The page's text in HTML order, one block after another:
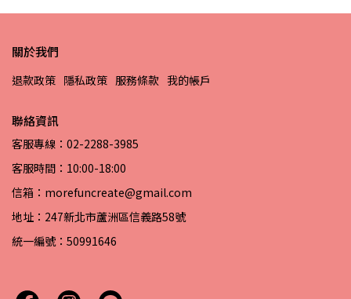
關於我們
退款政策 隱私政策 服務條款 我的帳戶
聯絡資訊
客服專線：02-2288-3985
客服時間：10:00-18:00
信箱：morefuncreate@gmail.com
地址：247新北市蘆洲區信義路58號
統一編號：50991646